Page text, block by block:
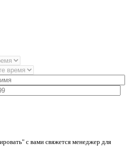
с вами свяжется менеджер для